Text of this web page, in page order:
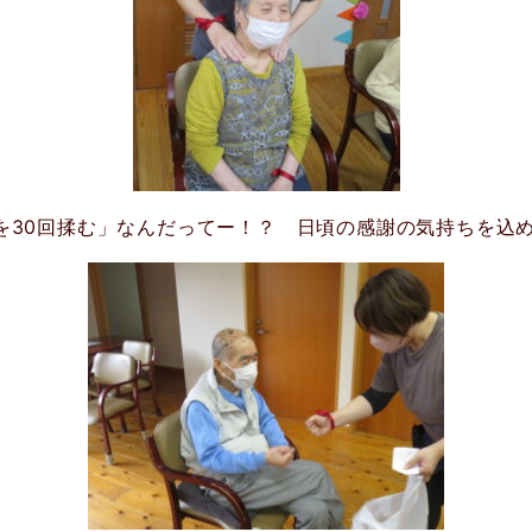
30回揉む」なんだってー！？ 日頃の感謝の気持ちを込